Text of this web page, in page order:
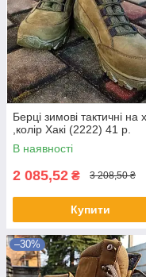
Берці зимові тактичні на
,колір Хакі (2222) 41 р.
В наявності
2 085,52 ₴ 3 208,50 ₴
Купити
–30%